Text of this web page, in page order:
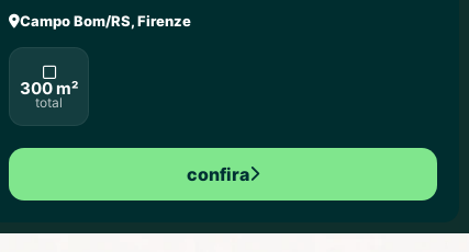
Campo Bom/RS, Firenze
300 m²
total
confira